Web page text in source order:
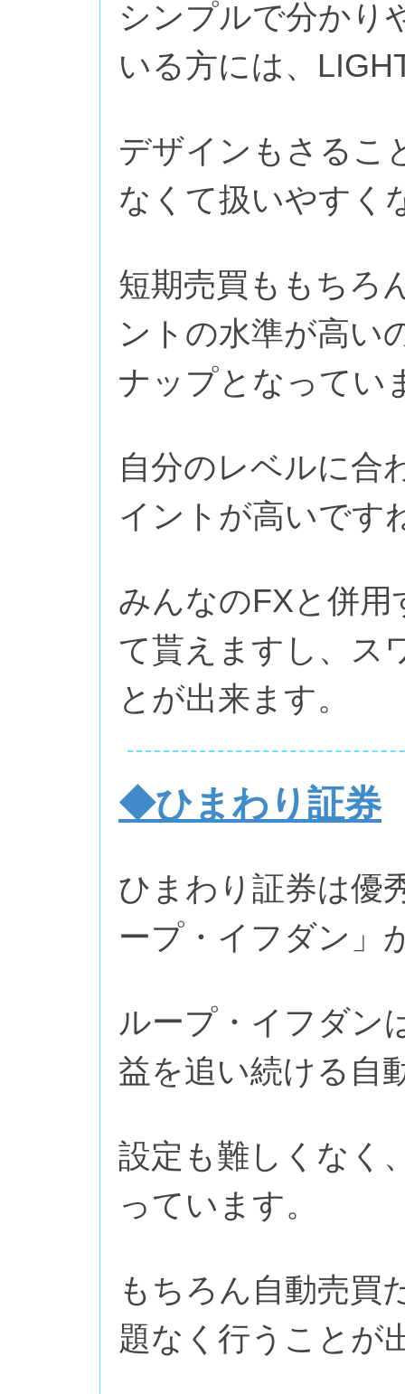
シンプルで分かり
いる方には、
デザインもさるこ
なくて扱いやすく
短期売買ももちろ
ントの水準が高い
ナップとなってい
自分のレベルに合
イントが高いです
みんなのFXと併
て貰えますし、ス
とが出来ます。
◆ひまわり証券
ひまわり証券は優
ープ・イフダン」
ループ・イフダン
益を追い続ける自
設定も難しくなく
っています。
もちろん自動売買
題なく行うことが